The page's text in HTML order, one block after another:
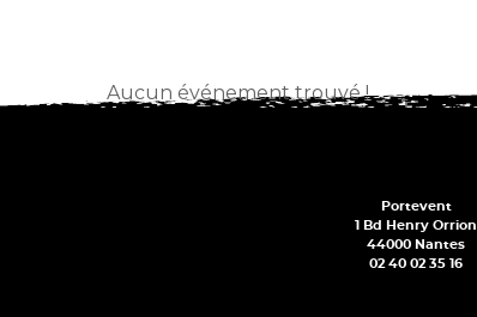
Aucun événement trouvé !
Portevent
1 Bd Henry Orrion
44000 Nantes
02 40 02 35 16